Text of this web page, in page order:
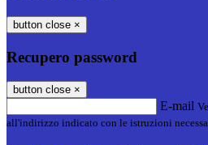
button close ×
Recupero password
button close ×
E-mail
all'indirizzo indicato con le istruzioni